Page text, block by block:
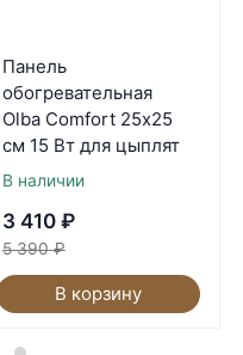
Панель
обогревательная
Olba Comfort 25х25
см 15 Вт для цыплят
В наличии
3 410 ₽
5 390 ₽
В корзину